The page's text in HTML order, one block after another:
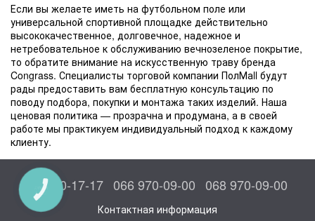
Если вы желаете иметь на футбольном поле или
универсальной спортивной площадке действительно
высококачественное, долговечное, надежное и
нетребовательное к обслуживанию вечнозеленое покрытие,
то обратите внимание на искусственную траву бренда
Congrass. Специалисты торговой компании ПолМаll будут
рады предоставить вам бесплатную консультацию по
поводу подбора, покупки и монтажа таких изделий. Наша
ценовая политика — прозрачна и продумана, а в своей
работе мы практикуем индивидуальный подход к каждому
клиенту.
044 300-17-17 066 970-09-00 068 970-09-00
Контактная информация
КНОПКА
СВЯЗИ